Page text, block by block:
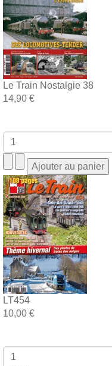
Le Train Nostalgie 38
14,90 €
LT454
10,00 €